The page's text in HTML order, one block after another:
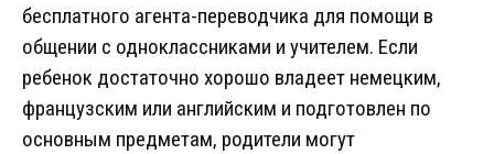
бесплатного агента-переводчика для помощи в
общении с одноклассниками и учителем. Если
ребенок достаточно хорошо владеет немецким,
французским или английским и подготовлен по
основным предметам, родители могут